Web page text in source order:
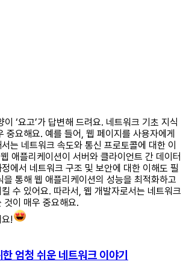
‘요고’가 답변해 드려요. 네트워크 기초 지식
중요해요. 예를 들어, 웹 페이지를 사용자에게
는 네트워크 속도와 통신 프로토콜에 대한 이
애플리케이션이 서버와 클라이언트 간 데이터
에서 네트워크 구조 및 보안에 대한 이해도 필
을 통해 웹 애플리케이션의 성능을 최적화하고
수 있어요. 따라서, 웹 개발자로서는 네트워크
것이 매우 중요해요.
!
엄청 쉬운 네트워크 이야기